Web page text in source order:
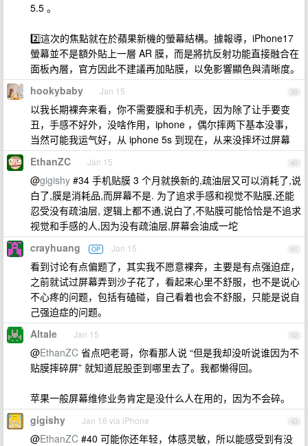
5.5 。
2️⃣這次的焦點就在於蘋果新機的螢幕結構。據報導，iPhone17
螢幕並不是額外貼上一層 AR 膜，而是將抗反射功能直接融合在
面板內層，官方因此不建議再加貼膜，以免影響顯色與清晰度。
39
hookybaby Jan 15
以我长期裸奔来看，你不需要膜和手机壳，因为除了让手要变
丑，手感不好外，没啥作用，iphone ，偶尔摔两下基本没事，
当然可能我运气好，从 iphone 5s 到现在，从来没摔坏过屏幕
40
EthanZC Jan 15
@gigishy #34 手机贴膜 3 个月就换新的,疏油层又可以消耗了,说
白了,膜是消耗品,而屏幕不是. 为了追求手感和视觉不贴膜,还能
忍受没有疏油层, 逻辑上都不通,说白了,不贴膜可能恰恰是不追求
视觉和手感的人,因为没有疏油层,屏幕会油成一坨
41
crayhuang OP Jan 15
看到讨论有点偏题了，其实我不愿意裸奔，主要是有点强迫症，
之前就试过屏幕弄到沙子花了，看起来心里不舒服，也不是说心
不心疼的问题，包括有磕碰，自己看着也会不舒服，只能是说自
己强迫症的问题。
42
Altale Jan 15
@EthanZC 省点吧老哥，你看那人说 “但是我却没听说谁因为不
贴膜摔碎屏” 就知道屁股歪到哪里去了。我都懒得回。
苹果一般屏幕维修业务肯定是没什么人在用的，因为不会碎。
43
gigishy Jan 16 via iPhone
@EthanZC #40 可能你还年轻，体感灵敏，所以能感受到有没